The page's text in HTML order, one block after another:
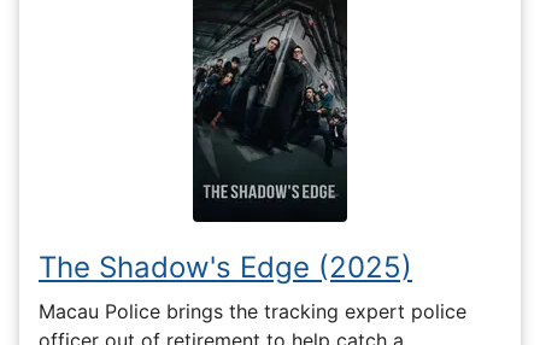
The Shadow's Edge (2025)
Macau Police brings the tracking expert police